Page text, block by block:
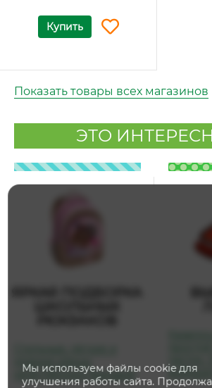
Купить
Показать товары всех магазинов
ЭТО
модные ранцы
качественных брендов!
Мы используем файлы cookie для
улучшения работы сайта.